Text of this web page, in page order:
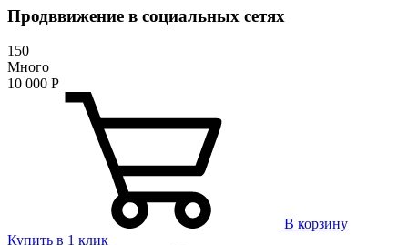
Продввижение в социальных сетях
150
Много
10 000 Р
В корзину
Купить в 1 клик